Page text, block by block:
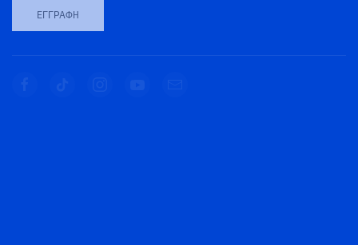
ΕΓΓΡΑΦΉ